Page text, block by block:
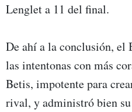
Lenglet a 11 del final.
De ahí a la conclusión, el
las intentonas con más
Betis, impotente para
rival, y administró bien